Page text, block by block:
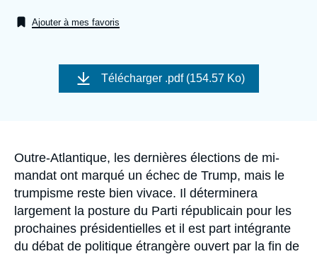
Ajouter à mes favoris
Télécharger .pdf (154.57 Ko)
Accroche
Outre-Atlantique, les dernières élections de mi-
mandat ont marqué un échec de Trump, mais le
trumpisme reste bien vivace. Il déterminera
largement la posture du Parti républicain pour les
prochaines présidentielles et il est part intégrante
du débat de politique étrangère ouvert par la fin de